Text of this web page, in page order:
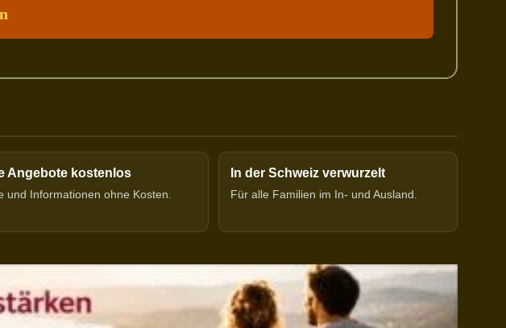
Angebote kostenlos
und Informationen ohne Kosten.
In der Schweiz verwurzelt
Für alle Familien im In- und Ausland.